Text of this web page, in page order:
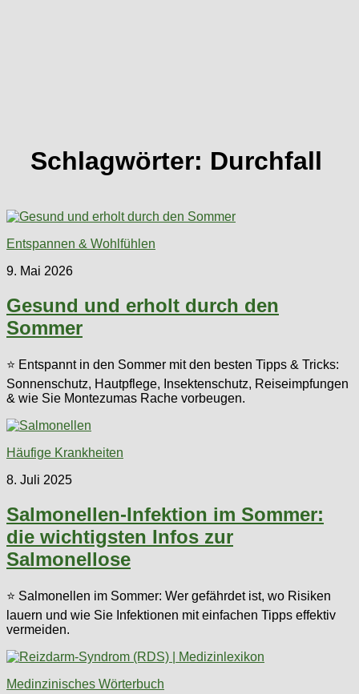
Schlagwörter: Durchfall
Entspannen & Wohlfühlen
9. Mai 2026
Gesund und erholt durch den
Sommer
⭐ Entspannt in den Sommer mit den besten Tipps & Tricks:
Sonnenschutz, Hautpflege, Insektenschutz, Reiseimpfungen
& wie Sie Montezumas Rache vorbeugen.
Häufige Krankheiten
8. Juli 2025
Salmonellen-Infektion im Sommer:
die wichtigsten Infos zur
Salmonellose
⭐ Salmonellen im Sommer: Wer gefährdet ist, wo Risiken
lauern und wie Sie Infektionen mit einfachen Tipps effektiv
vermeiden.
Medinzinisches Wörterbuch